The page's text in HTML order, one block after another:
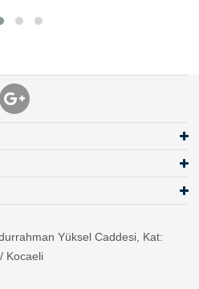
Yüksel Caddesi, Kat:
Kocaeli